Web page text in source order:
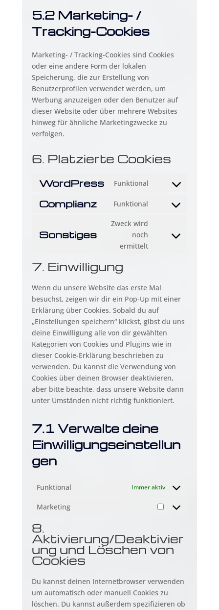
5.2 Marketing- /
Tracking-Cookies
Marketing- / Tracking-Cookies sind Cookies
oder eine andere Form der lokalen
Speicherung, die zur Erstellung von
Benutzerprofilen verwendet werden, um
Werbung anzuzeigen oder den Benutzer auf
dieser Website oder über mehrere Websites
hinweg für ähnliche Marketingzwecke zu
verfolgen.
6. Platzierte Cookies
WordPress Funktional
Consent
service
Complianz Funktional
Consent
service
Sonstiges
Zweck wird
noch
ermittelt
Consent
7. Einwilligung
Wenn du unsere Website das erste Mal
besuchst, zeigen wir dir ein Pop-Up mit einer
Erklärung über Cookies. Sobald du auf
„Einstellungen speichern“ klickst, gibst du uns
deine Einwilligung alle von dir gewählten
Kategorien von Cookies und Plugins wie in
dieser Cookie-Erklärung beschrieben zu
verwenden. Du kannst die Verwendung von
Cookies über deinen Browser deaktivieren,
aber bitte beachte, dass unsere Website dann
unter Umständen nicht richtig funktioniert.
7.1 Verwalte deine
Einwilligungseinstellun
gen
Funktional Immer aktiv
Marketing
Marketing
8.
Aktivierung/Deaktivier
ung und Löschen von
Cookies
Du kannst deinen Internetbrowser verwenden
um automatisch oder manuell Cookies zu
löschen. Du kannst außerdem spezifizieren ob